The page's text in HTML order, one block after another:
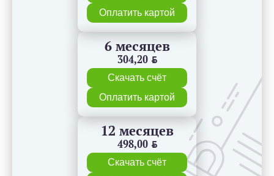
Оплатить картой
6 месяцев
304,20 BYN
Скачать счёт
Оплатить картой
12 месяцев
498,00 BYN
Скачать счёт